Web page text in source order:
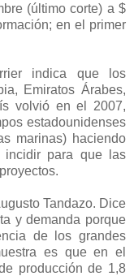
(último corte) a $
en el primer
indica que los
Emiratos Árabes,
volvió en el 2007,
estadounidenses
marinas) haciendo
para que las
Tandazo. Dice
y demanda porque
de los grandes
es que en el
producción de 1,8